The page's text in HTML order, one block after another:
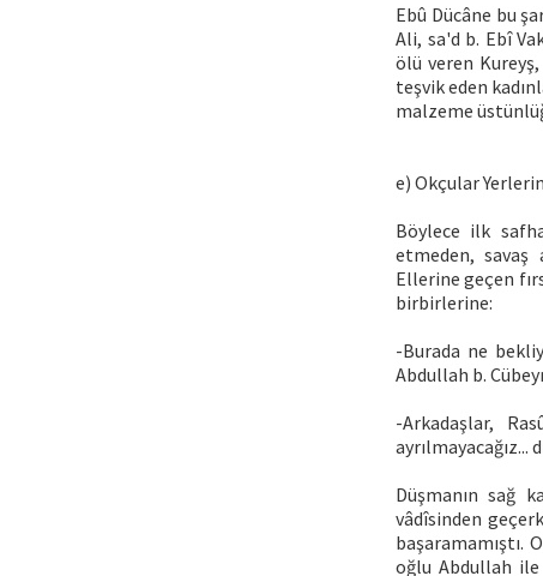
Ebû Dücâne bu
Ali, sa'd b. Ebî
ölü veren
teşvik eden
malzeme
e) Okçular
Böylece ilk
etmeden, savaş
Ellerine geçen
birbirlerine:
-Burada ne
Abdullah b.
-Arkadaşlar,
ayrılmayacağız...
Düşmanın sağ
vâdîsinden
başaramamıştı.
oğlu Abdullah ile